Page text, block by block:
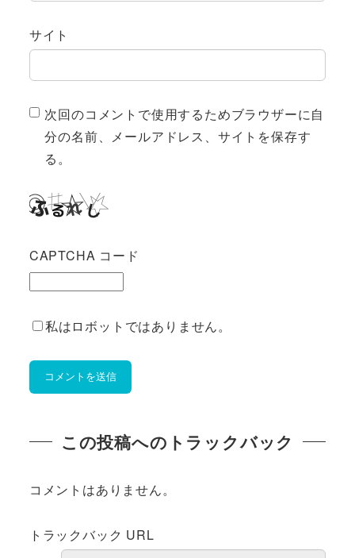
サイト
次回のコメントで使用するためブラウザーに自
分の名前、メールアドレス、サイトを保存す
る。
CAPTCHA コード
私はロボットではありません。
この投稿へのトラックバック
コメントはありません。
トラックバック URL